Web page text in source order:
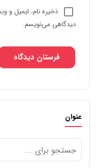
ذخیره نام، ایمیل و
دیدگاهی می‌نویسم.
عنوان